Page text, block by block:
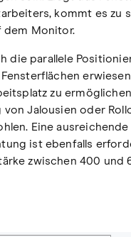
kommt es zu
dem Monitor.
die parallele
zu
Jalousien oder
Eine
ist ebenfalls
zwischen 400 und